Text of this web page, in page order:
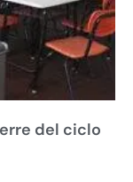
del ciclo